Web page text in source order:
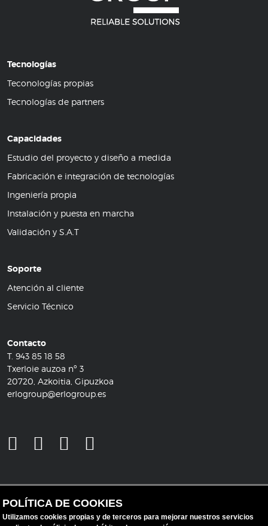
Tecnologías
Teconologías propias
Tecnologías de partners
Capacidades
Estudio del proyecto y diseño a medida
Fabricación e integración de tecnologías
Ingeniería propia
Instalación y puesta en marcha
Validación y S.A.T
Soporte
Atención al cliente
Servicio Técnico
Contacto
T. 943 85 18 58
Txerloie auzoa nº 3
20720, Azkoitia, Gipuzkoa
erlogroup@erlogroup.es
POLÍTICA DE COOKIES
Utilizamos cookies propias y de terceros para mejorar nuestros servicios